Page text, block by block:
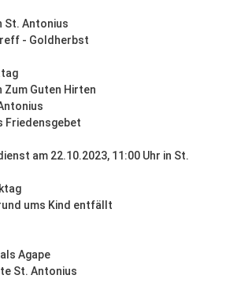
St. Antonius
- Goldherbst
Zum Guten Hirten
Friedensgebet
am 22.10.2023, 11:00 Uhr in St.
ums Kind entfällt
Agape
St. Antonius